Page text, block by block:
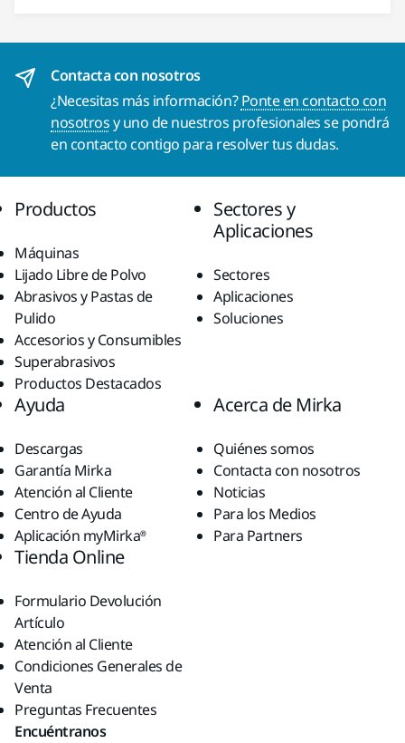
Contacta con nosotros
¿Necesitas más información?Ponte en contacto con
nosotrosy uno de nuestros profesionales se pondrá
en contacto contigo para resolver tus dudas.
Productos
Máquinas
Lijado Libre de Polvo
Abrasivos y Pastas de
Pulido
Accesorios y Consumibles
Superabrasivos
Productos Destacados
Sectores y
Aplicaciones
Sectores
Aplicaciones
Soluciones
Ayuda
Descargas
Garantía Mirka
Atención al Cliente
Centro de Ayuda
Aplicación myMirka®
Acerca de Mirka
Quiénes somos
Contacta con nosotros
Noticias
Para los Medios
Para Partners
Tienda Online
Formulario Devolución
Artículo
Atención al Cliente
Condiciones Generales de
Venta
Preguntas Frecuentes
Encuéntranos